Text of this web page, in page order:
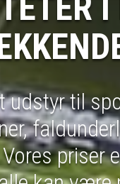
DU
seje skabe
dine ting
farver,